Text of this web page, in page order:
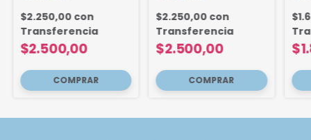
$2.500,00
$2.250,00 con
Transferencia
$2.500,00
$2.250,00 con
Transferencia